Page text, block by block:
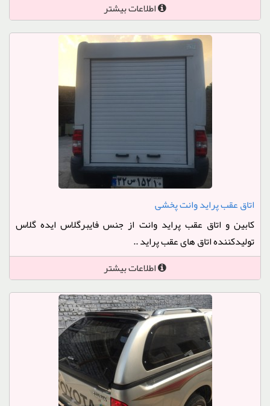
اطلاعات بیشتر
اتاق عقب پراید وانت پخشی
کابین و اتاق عقب پراید وانت از جنس فایبرگلاس ایده گلاس
تولیدکننده اتاق های عقب پراید ..
اطلاعات بیشتر